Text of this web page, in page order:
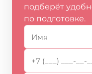
подберёт
по подготовке.